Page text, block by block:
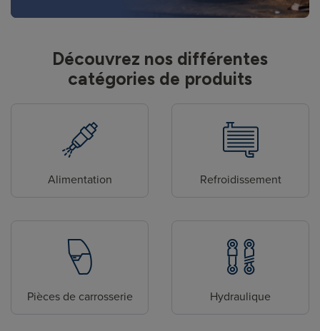
Découvrez nos différentes
catégories de produits
Alimentation Refroidissement
Pièces de carrosserie Hydraulique